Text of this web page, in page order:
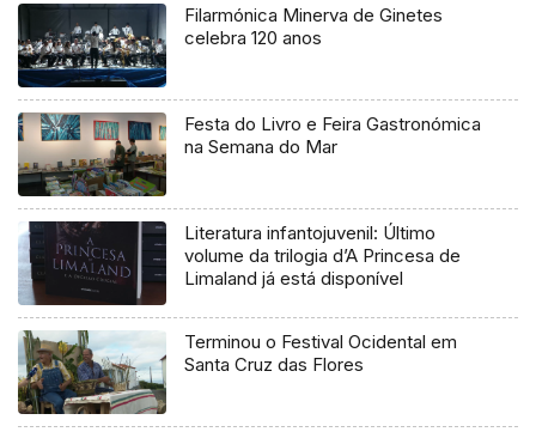
Filarmónica Minerva de Ginetes
celebra 120 anos
Festa do Livro e Feira Gastronómica
na Semana do Mar
Literatura infantojuvenil: Último
volume da trilogia d’A Princesa de
Limaland já está disponível
Terminou o Festival Ocidental em
Santa Cruz das Flores